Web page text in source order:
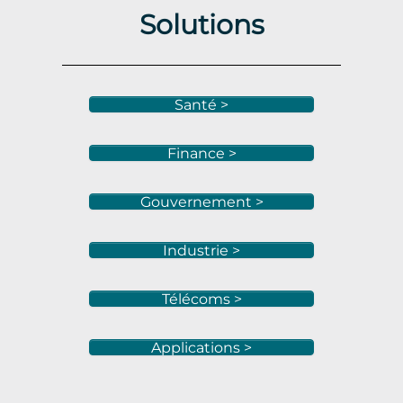
Solutions
Santé >
Finance >
Gouvernement >
Industrie >
Télécoms >
Applications >